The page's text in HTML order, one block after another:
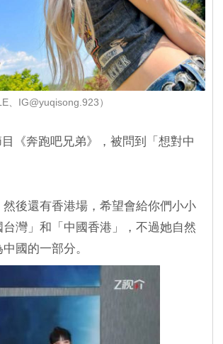
、IG@yuqisong.923）
《奔跑吧兄弟》，被問到「想對中
後還有香港場，希望會給你們小小
灣」和「中國香港」，不過她自然
國的一部分。